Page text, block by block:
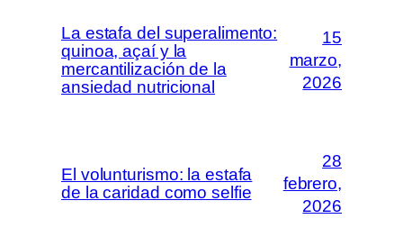
La estafa del superalimento:
quinoa, açaí y la
mercantilización de la
ansiedad nutricional
15
marzo,
2026
El volunturismo: la estafa
de la caridad como selfie
28
febrero,
2026